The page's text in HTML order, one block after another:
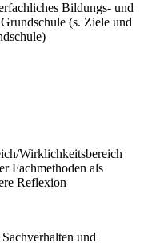
Bildungs- und
(s. Ziele und
Wirklichkeitsbereich
Fachmethoden als
Reflexion
und